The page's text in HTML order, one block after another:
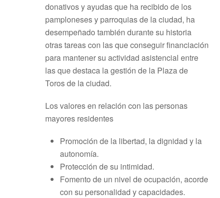
donativos y ayudas que ha recibido de los
pamploneses y parroquias de la ciudad, ha
desempeñado también durante su historia
otras tareas con las que conseguir financiación
para mantener su actividad asistencial entre
las que destaca la gestión de la Plaza de
Toros de la ciudad.
Los valores en relación con las personas
mayores residentes
Promoción de la libertad, la dignidad y la
autonomía.
Protección de su intimidad.
Fomento de un nivel de ocupación, acorde
con su personalidad y capacidades.